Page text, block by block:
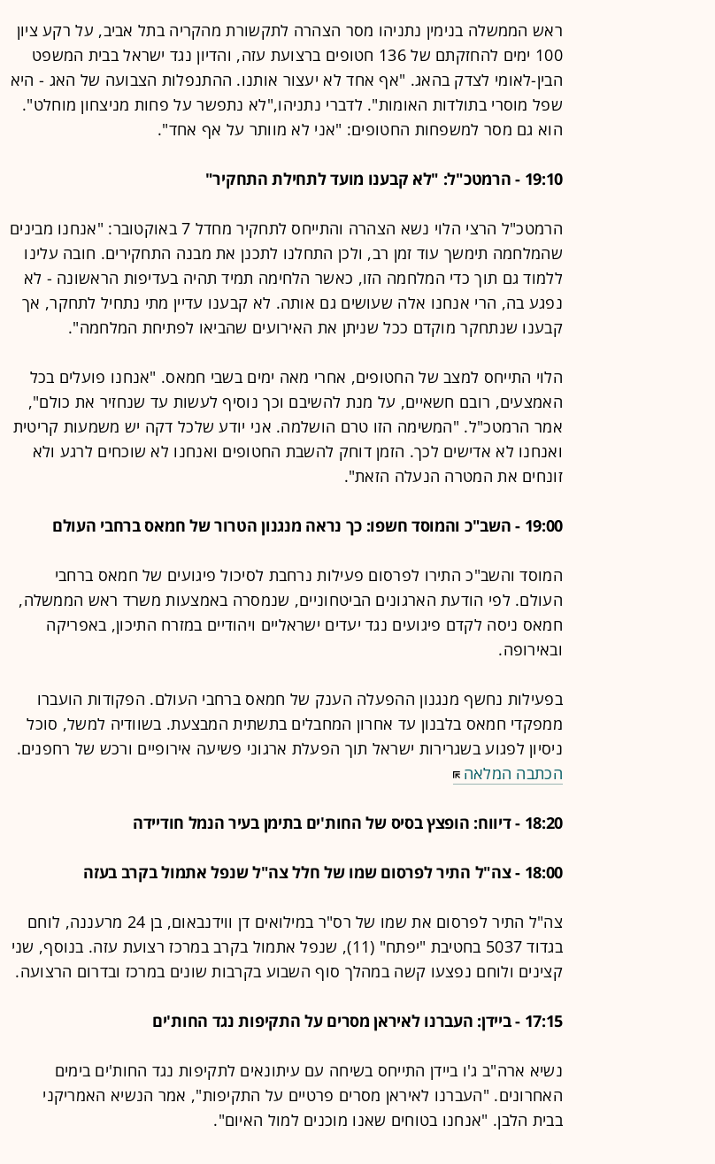
ראש הממשלה בנימין נתניהו מסר הצהרה לתקשורת מהקריה בתל אביב, על רקע ציון
100 ימים להחזקתם של 136 חטופים ברצועת עזה, והדיון נגד ישראל בבית המשפט
הבין-לאומי לצדק בהאג. "אף אחד לא יעצור אותנו. ההתנפלות הצבועה של האג - היא
שפל מוסרי בתולדות האומות". לדברי נתניהו,"לא נתפשר על פחות מניצחון מוחלט".
הוא גם מסר למשפחות החטופים: "אני לא מוותר על אף אחד".
19:10 - הרמטכ"ל: "לא קבענו מועד לתחילת התחקיר"
הרמטכ"ל הרצי הלוי נשא הצהרה והתייחס לתחקיר מחדל 7 באוקטובר: "אנחנו מבינים
שהמלחמה תימשך עוד זמן רב, ולכן התחלנו לתכנן את מבנה התחקירים. חובה עלינו
ללמוד גם תוך כדי המלחמה הזו, כאשר הלחימה תמיד תהיה בעדיפות הראשונה - לא
נפגע בה, הרי אנחנו אלה שעושים גם אותה. לא קבענו עדיין מתי נתחיל לתחקר, אך
קבענו שנתחקר מוקדם ככל שניתן את האירועים שהביאו לפתיחת המלחמה".
הלוי התייחס למצב של החטופים, אחרי מאה ימים בשבי חמאס. "אנחנו פועלים בכל
האמצעים, רובם חשאיים, על מנת להשיבם וכך נוסיף לעשות עד שנחזיר את כולם",
אמר הרמטכ"ל. "המשימה הזו טרם הושלמה. אני יודע שלכל דקה יש משמעות קריטית
ואנחנו לא אדישים לכך. הזמן דוחק להשבת החטופים ואנחנו לא שוכחים לרגע ולא
זונחים את המטרה הנעלה הזאת".
19:00 - השב"כ והמוסד חשפו: כך נראה מנגנון הטרור של חמאס ברחבי העולם
המוסד והשב"כ התירו לפרסום פעילות נרחבת לסיכול פיגועים של חמאס ברחבי
העולם. לפי הודעת הארגונים הביטחוניים, שנמסרה באמצעות משרד ראש הממשלה,
חמאס ניסה לקדם פיגועים נגד יעדים ישראליים ויהודיים במזרח התיכון, באפריקה
ובאירופה.
בפעילות נחשף מנגנון ההפעלה הענק של חמאס ברחבי העולם. הפקודות הועברו
ממפקדי חמאס בלבנון עד אחרון המחבלים בתשתית המבצעת. בשוודיה למשל, סוכל
ניסיון לפגוע בשגרירות ישראל תוך הפעלת ארגוני פשיעה אירופיים ורכש של רחפנים.
הכתבה המלאה
18:20 - דיווח: הופצץ בסיס של החות'ים בתימן בעיר הנמל חודיידה
18:00 - צה"ל התיר לפרסום שמו של חלל צה"ל שנפל אתמול בקרב בעזה
צה"ל התיר לפרסום את שמו של רס"ר במילואים דן ווידנבאום, בן 24 מרעננה, לוחם
בגדוד 5037 בחטיבת "יפתח" (11), שנפל אתמול בקרב במרכז רצועת עזה. בנוסף, שני
קצינים ולוחם נפצעו קשה במהלך סוף השבוע בקרבות שונים במרכז ובדרום הרצועה.
17:15 - ביידן: העברנו לאיראן מסרים על התקיפות נגד החות'ים
נשיא ארה"ב ג'ו ביידן התייחס בשיחה עם עיתונאים לתקיפות נגד החות'ים בימים
האחרונים. "העברנו לאיראן מסרים פרטיים על התקיפות", אמר הנשיא האמריקני
בבית הלבן. "אנחנו בטוחים שאנו מוכנים למול האיום".